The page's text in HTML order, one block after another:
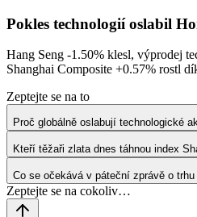
Pokles technologií oslabil
Hang Seng -1.50% klesl, výprodej
Shanghai Composite +0.57% rostl
Zeptejte se na to
Proč globálně oslabují technologické
Kteří těžaři zlata dnes táhnou index
Co se očekává v páteční zprávě o